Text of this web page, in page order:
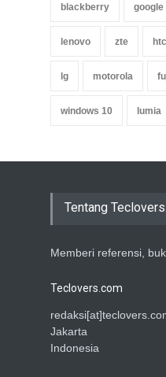
blackberry google
lenovo zte htc
lg motorola
windows 10 lumia
Tentang
Memberi referensi,
Teclovers.com
Jakarta
Indonesia